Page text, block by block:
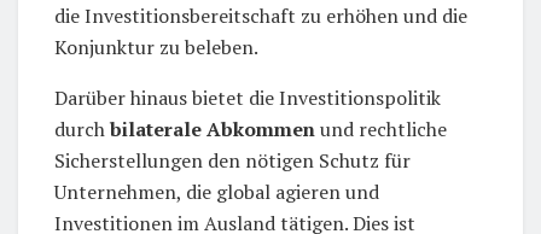
die Investitionsbereitschaft zu erhöhen und die
Konjunktur zu beleben.
Darüber hinaus bietet die Investitionspolitik
durchbilaterale Abkommenund rechtliche
Sicherstellungen den nötigen Schutz für
Unternehmen, die global agieren und
Investitionen im Ausland tätigen. Dies ist